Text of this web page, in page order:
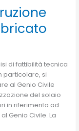
di fattibilità tecnica
particolare, si
al Genio Civile
del solaio
in riferimento ad
Genio Civile. La